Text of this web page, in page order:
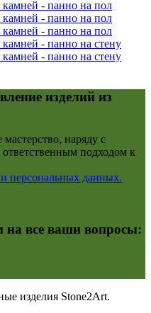
изделий из
наряду с
подходом к
персональных данных.
на все ваши вопросы:
изделия Stone2Art.